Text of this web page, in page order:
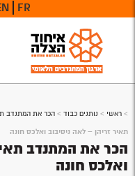
FR
> ראשי > נותנים כבוד > הכר את המתנדב
תאיר זריהן – לאה ניסיבוב ואלכס חונה
הכר את המתנדב
ואלכס חונה